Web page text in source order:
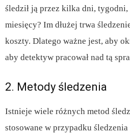
śledził ją przez kilka dni, tygodni,
miesięcy? Im dłużej trwa
koszty. Dlatego ważne jest, aby
aby detektyw pracował nad tą
2. Metody śledzenia
Istnieje wiele różnych metod
stosowane w przypadku